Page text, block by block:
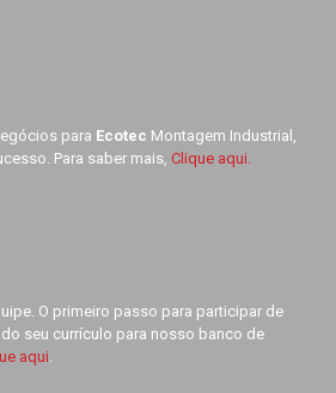
para Ecotec Montagem Industrial,
Para saber mais, Clique aqui.
O primeiro passo para participar de
seu currículo para nosso banco de
aqui.